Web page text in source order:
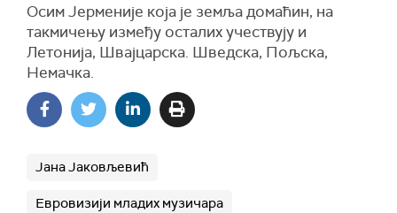
Осим Јерменије која је земља домаћин, на
такмичењу између осталих учествују и
Летонија, Швајцарска. Шведска, Пољска,
Немачка.
Јана Јаковљевић
Евровизији младих музичара